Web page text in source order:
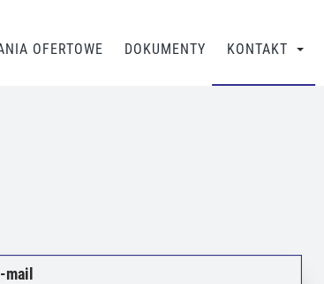
OFERTOWE DOKUMENTY KONTAKT
mail